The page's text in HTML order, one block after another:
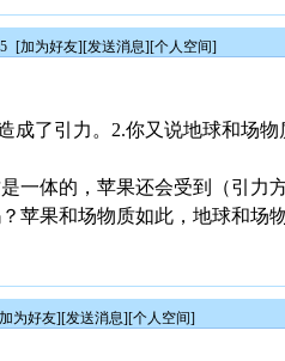
[加为好友][发送消息][个人空间]
成了引力。2.你又说地球和场
一体的，苹果还会受到（引力
苹果和场物质如此，地球和场
为好友][发送消息][个人空间]